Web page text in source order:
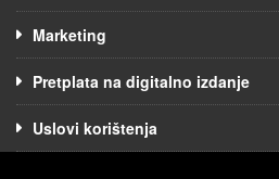
Marketing
Pretplata na digitalno izdanje
Uslovi korištenja